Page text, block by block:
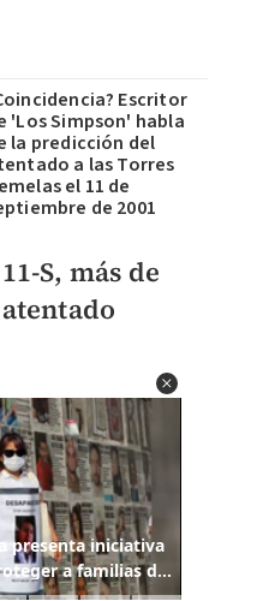
Escritor
'Los Simpson' habla
la predicción del
a las Torres
el 11 de
de 2001
S, más de